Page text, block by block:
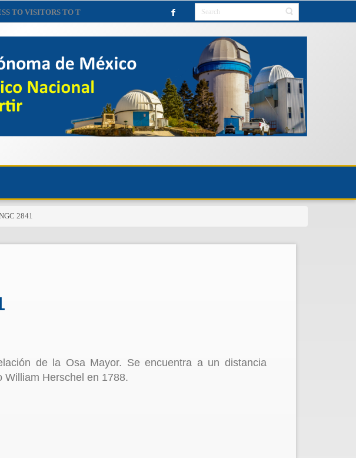
VISITORS TO THE OBSERVATORY UNTIL FURTHER NOTICE
2841
de la Osa Mayor. Se encuentra a un distancia
William Herschel en 1788.